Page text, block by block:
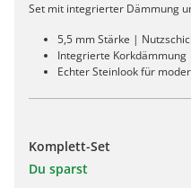
Set mit integrierter Dämmung
5,5 mm Stärke |
Integrierte Korkdämmung
Echter Steinlook für
Komplett-Set
Du sparst